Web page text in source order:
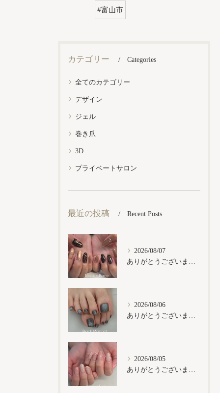
#富山市
カテゴリー Categories
全てのカテゴリー
デザイン
ジェル
巻き爪
3D
プライベートサロン
最近の投稿 Recent Posts
2026/08/07
2026/08/06
2026/08/05